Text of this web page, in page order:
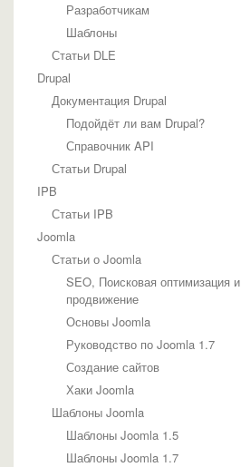
Разработчикам
Шаблоны
Статьи DLE
Drupal
Документация Drupal
Подойдёт ли вам Drupal?
Справочник API
Статьи Drupal
IPB
Статьи IPB
Joomla
Статьи о Joomla
SEO, Поисковая оптимизация и
продвижение
Основы Joomla
Руководство по Joomla 1.7
Создание сайтов
Хаки Joomla
Шаблоны Joomla
Шаблоны Joomla 1.5
Шаблоны Joomla 1.7